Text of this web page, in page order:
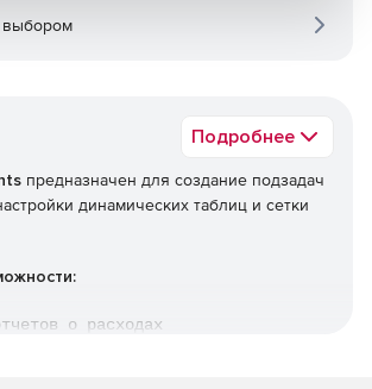
Подробнее
предназначен для создание подзадач
динамических таблиц и сетки
о расходах